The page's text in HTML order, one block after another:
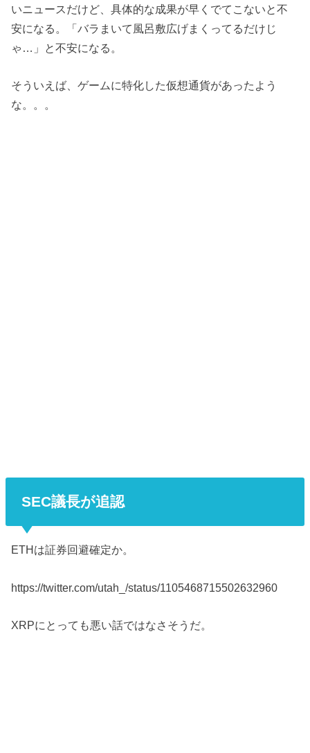
いニュースだけど、具体的な成果が早くでてこないと不
安になる。「バラまいて風呂敷広げまくってるだけじ
ゃ…」と不安になる。
そういえば、ゲームに特化した仮想通貨があったよう
な。。。
SEC議長が追認
ETHは証券回避確定か。
https://twitter.com/utah_/status/1105468715502632960
XRPにとっても悪い話ではなさそうだ。